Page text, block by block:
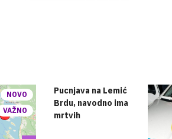
NOVO
VAŽNO
Pucnjava na Lemić
Brdu, navodno ima
mrtvih